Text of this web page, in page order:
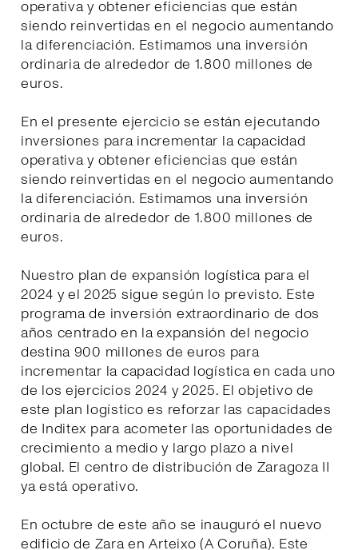
operativa y obtener eficiencias que están
siendo reinvertidas en el negocio aumentando
la diferenciación. Estimamos una inversión
ordinaria de alrededor de 1.800 millones de
euros.
En el presente ejercicio se están ejecutando
inversiones para incrementar la capacidad
operativa y obtener eficiencias que están
siendo reinvertidas en el negocio aumentando
la diferenciación. Estimamos una inversión
ordinaria de alrededor de 1.800 millones de
euros.
Nuestro plan de expansión logística para el
2024 y el 2025 sigue según lo previsto. Este
programa de inversión extraordinario de dos
años centrado en la expansión del negocio
destina 900 millones de euros para
incrementar la capacidad logística en cada uno
de los ejercicios 2024 y 2025. El objetivo de
este plan logístico es reforzar las capacidades
de Inditex para acometer las oportunidades de
crecimiento a medio y largo plazo a nivel
global. El centro de distribución de Zaragoza II
ya está operativo.
En octubre de este año se inauguró el nuevo
edificio de Zara en Arteixo (A Coruña). Este